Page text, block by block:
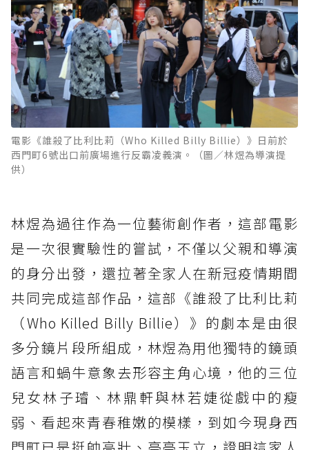
電影《誰殺了比利比莉（Who Killed Billy Billie）》日前於
西門町6號出口前廣場進行反霸凌義演。（圖／林煜為導演提
供）
林煜為過往作為一位藝術創作者，這部電影
是一次很實驗性的嘗試，不僅以父親和導演
的身分出發，還拉著全家人在新冠疫情期間
共同完成這部作品，這部《誰殺了比利比莉
（Who Killed Billy Billie）》的劇本是由很
多分鏡片段所組成，林煜為用他獨特的鏡頭
語言和蝸牛意象去形容主角心境，他的三位
兒女林子璿、林鼎軒與林若婕從戲中的瘦
弱、看起來青春稚嫩的模樣，到如今現身西